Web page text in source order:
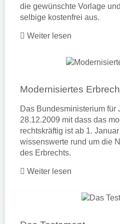
die gewünschte Vorlage
selbige kostenfrei aus.
Weiter lesen
Modernisiertes
Das Bundesministerium für
28.12.2009 mit dass das
rechtskräftig ist ab 1.
wissenswerte rund um die
des Erbrechts.
Weiter lesen